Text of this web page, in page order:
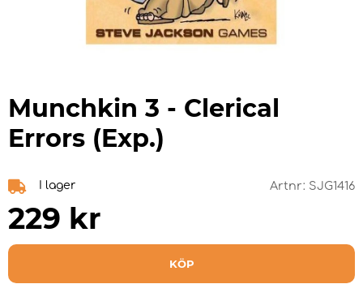
Munchkin 3 - Clerical
Errors (Exp.)
I lager Artnr: SJG1416
229 kr
KÖP